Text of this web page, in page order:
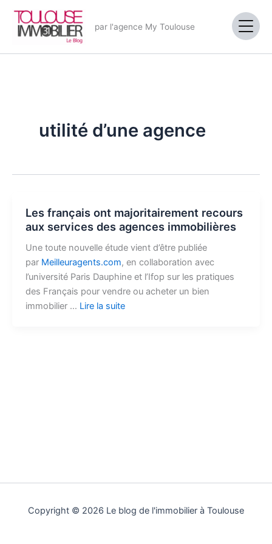
contenu
par l'agence My Toulouse
utilité d’une agence
Les français ont majoritairement recours
aux services des agences immobilières
Une toute nouvelle étude vient d’être publiée
par Meilleuragents.com, en collaboration avec
l’université Paris Dauphine et l’Ifop sur les pratiques
des Français pour vendre ou acheter un bien
immobilier … Lire la suite
Copyright © 2026 Le blog de l'immobilier à Toulouse